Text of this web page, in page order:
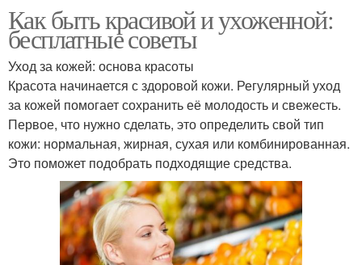
Как быть красивой и ухоженной:
бесплатные советы
Уход за кожей: основа красоты
Красота начинается с здоровой кожи. Регулярный уход
за кожей помогает сохранить её молодость и свежесть.
Первое, что нужно сделать, это определить свой тип
кожи: нормальная, жирная, сухая или комбинированная.
Это поможет подобрать подходящие средства.